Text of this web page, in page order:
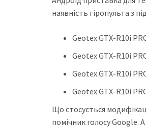
наявність гіропульта з
Geotex GTX-R10i
Geotex GTX-R10i
Geotex GTX-R10i
Geotex GTX-R10i
Що стосується
помічник голосу Google.